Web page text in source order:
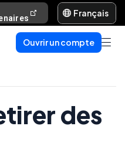
Aide et
Français
Ouvrir un compte
des